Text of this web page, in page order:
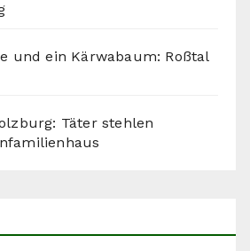
und ein Kärwabaum: Roßtal
Täter stehlen